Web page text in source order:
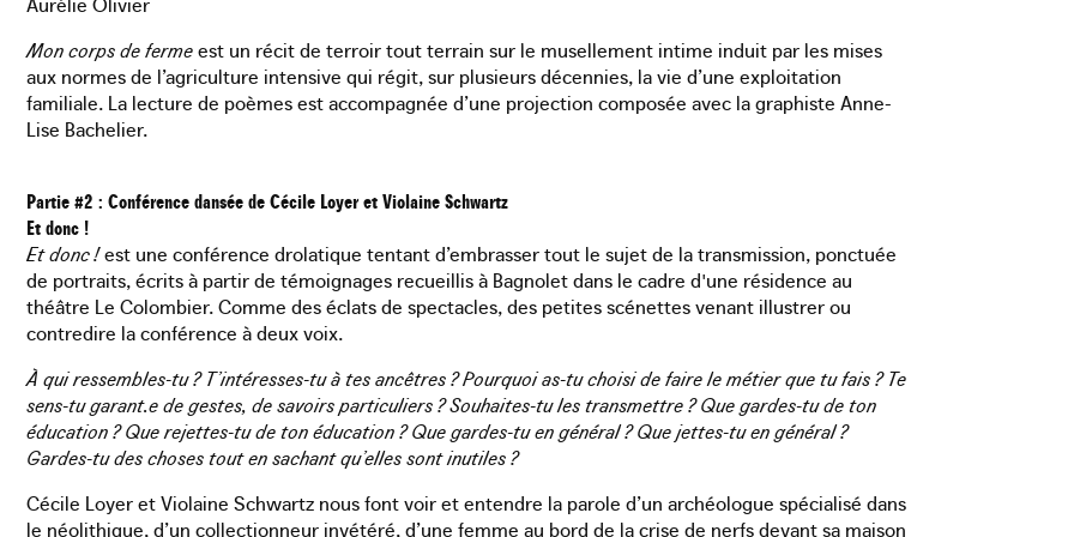
Mon corps de fermeest un récit de terroir tout terrain sur le musellement intime induit par les mises
aux normes de l’agriculture intensive qui régit, sur plusieurs décennies, la vie d’une exploitation
familiale. La lecture de poèmes est accompagnée d’une projection composée avec la graphiste Anne-
Lise Bachelier.
Partie #2 : Conférence dansée de Cécile Loyer et Violaine Schwartz
Et donc !
Et donc !est une conférence drolatique tentant d’embrasser tout le sujet de la transmission, ponctuée
de portraits, écrits à partir de témoignages recueillis à Bagnolet dans le cadre d'une résidence au
théâtre Le Colombier. Comme des éclats de spectacles, des petites scénettes venant illustrer ou
contredire la conférence à deux voix.
À qui ressembles-tu ? T’intéresses-tu à tes ancêtres ? Pourquoi as-tu choisi de faire le métier que tu fais ? Te
sens-tu garant.e de gestes, de savoirs particuliers ? Souhaites-tu les transmettre ? Que gardes-tu de ton
éducation ? Que rejettes-tu de ton éducation ? Que gardes-tu en général ? Que jettes-tu en général ?
Gardes-tu des choses tout en sachant qu’elles sont inutiles ?
Cécile Loyer et Violaine Schwartz nous font voir et entendre la parole d’un archéologue spécialisé dans
le néolithique, d’un collectionneur invétéré, d’une femme au bord de la crise de nerfs devant sa maison